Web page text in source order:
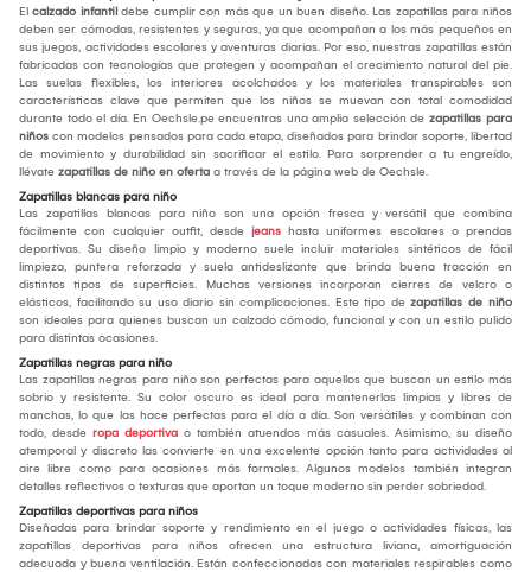
El calzado infantil debe cumplir con más que un buen diseño. Las zapatillas para niños
deben ser cómodas, resistentes y seguras, ya que acompañan a los más pequeños en
sus juegos, actividades escolares y aventuras diarias. Por eso, nuestras zapatillas están
fabricadas con tecnologías que protegen y acompañan el crecimiento natural del pie.
Las suelas flexibles, los interiores acolchados y los materiales transpirables son
características clave que permiten que los niños se muevan con total comodidad
durante todo el día. En Oechsle.pe encuentras una amplia selección de zapatillas para
niños con modelos pensados para cada etapa, diseñados para brindar soporte, libertad
de movimiento y durabilidad sin sacrificar el estilo. Para sorprender a tu engreído,
llévate zapatillas de niño en oferta a través de la página web de Oechsle.
Zapatillas blancas para niño
Las zapatillas blancas para niño son una opción fresca y versátil que combina
fácilmente con cualquier outfit, desde jeans hasta uniformes escolares o prendas
deportivas. Su diseño limpio y moderno suele incluir materiales sintéticos de fácil
limpieza, puntera reforzada y suela antideslizante que brinda buena tracción en
distintos tipos de superficies. Muchas versiones incorporan cierres de velcro o
elásticos, facilitando su uso diario sin complicaciones. Este tipo de zapatillas de niño
son ideales para quienes buscan un calzado cómodo, funcional y con un estilo pulido
para distintas ocasiones.
Zapatillas negras para niño
Las zapatillas negras para niño son perfectas para aquellos que buscan un estilo más
sobrio y resistente. Su color oscuro es ideal para mantenerlas limpias y libres de
manchas, lo que las hace perfectas para el día a día. Son versátiles y combinan con
todo, desde ropa deportiva o también atuendos más casuales. Asimismo, su diseño
atemporal y discreto las convierte en una excelente opción tanto para actividades al
aire libre como para ocasiones más formales. Algunos modelos también integran
detalles reflectivos o texturas que aportan un toque moderno sin perder sobriedad.
Zapatillas deportivas para niños
Diseñadas para brindar soporte y rendimiento en el juego o actividades físicas, las
zapatillas deportivas para niños ofrecen una estructura liviana, amortiguación
adecuada y buena ventilación. Están confeccionadas con materiales respirables como